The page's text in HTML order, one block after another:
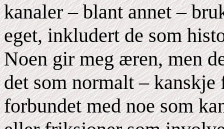
kanaler – blant annet –
eget, inkludert de som
Noen gir meg æren, men
det som normalt –
forbundet med noe som